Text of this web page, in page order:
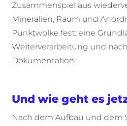
Zusammenspiel aus
Mineralien, Raum und
Punktwolke fest: eine
Weiterverarbeitung und
Dokumentation.
Und wie geht es
Nach dem Aufbau und dem